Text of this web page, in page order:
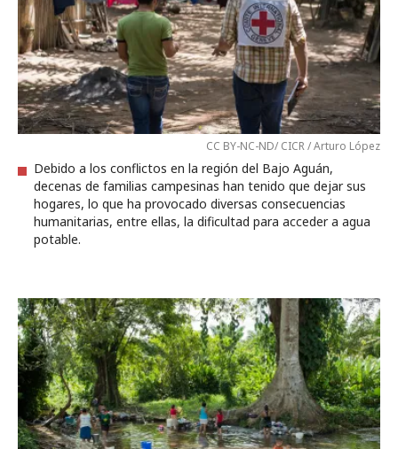
CC BY-NC-ND/ CICR / Arturo López
Debido a los conflictos en la región del Bajo Aguán,
decenas de familias campesinas han tenido que dejar sus
hogares, lo que ha provocado diversas consecuencias
humanitarias, entre ellas, la dificultad para acceder a agua
potable.